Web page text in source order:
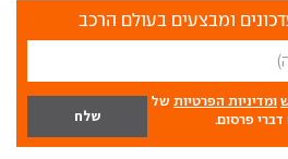
ומבצעים בעולם הרכב
ומדיניות הפרטיות של